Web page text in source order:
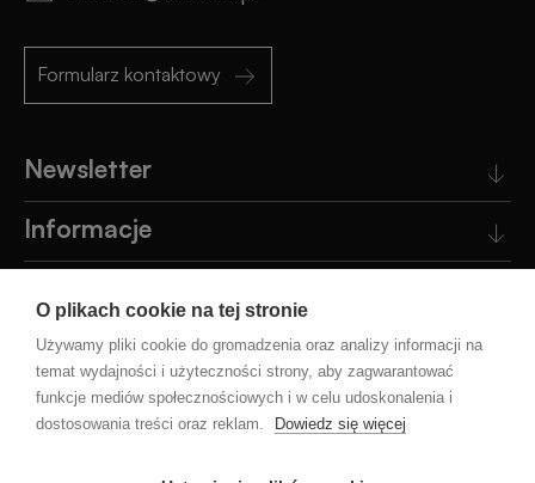
O plikach cookie na tej stronie
Używamy pliki cookie do gromadzenia oraz analizy informacji na
temat wydajności i użyteczności strony, aby zagwarantować
funkcje mediów społecznościowych i w celu udoskonalenia i
dostosowania treści oraz reklam.
Dowiedz się więcej
Formularz kontaktowy
Newsletter
Informacje
Pomoc
Blog